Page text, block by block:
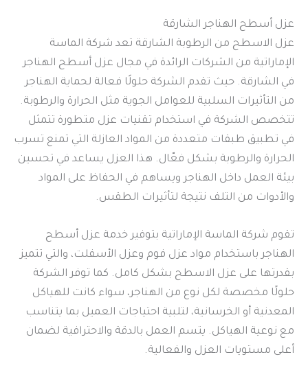
عزل أسطح الهناجر الشارقة
عزل الاسطح من الرطوبة الشارقة تعد شركة الماسة
الإماراتية من الشركات الرائدة في مجال عزل أسطح الهناجر
في الشارقة. حيث تقدم الشركة حلولًا فعالة لحماية الهناجر
من التأثيرات السلبية للعوامل الجوية مثل الحرارة والرطوبة.
تتخصص الشركة في استخدام تقنيات عزل متطورة تتمثل
في تطبيق طبقات متعددة من المواد العازلة التي تمنع تسرب
الحرارة والرطوبة بشكل فعّال. هذا العزل يساعد في تحسين
بيئة العمل داخل الهناجر ويساهم في الحفاظ على المواد
والأدوات من التلف نتيجة لتأثيرات الطقس.
تقوم شركة الماسة الإماراتية بتوفير خدمة عزل أسطح
الهناجر باستخدام مواد عزل فوم وعزل الأسفلت، والتي تتميز
بقدرتها على عزل الاسطح بشكل كامل. كما توفر الشركة
حلولًا مخصصة لكل نوع من الهناجر، سواء كانت للهياكل
المعدنية أو الخرسانية، لتلبية احتياجات العميل بما يتناسب
مع نوعية الهياكل. يتسم العمل بالدقة والاحترافية لضمان
أعلى مستويات العزل والفعالية.